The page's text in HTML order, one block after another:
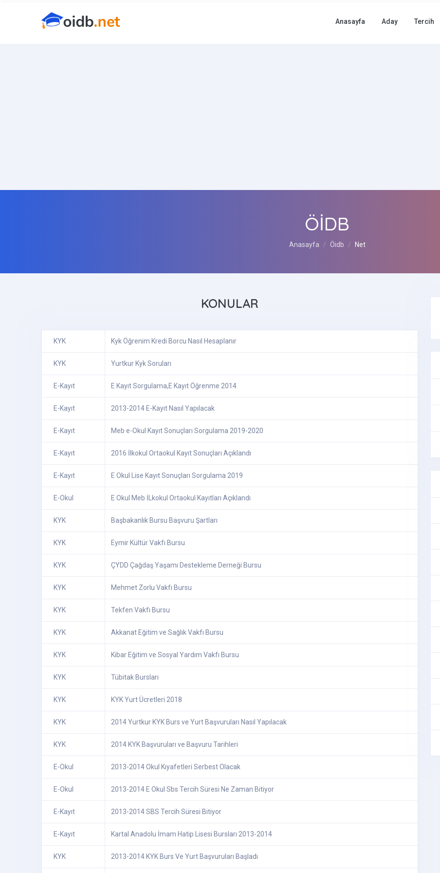
Anasayfa Aday Tercih
ÖİDB
Anasayfa Öidb Net
KONULAR
KYK Kyk Öğrenim Kredi Borcu Nasıl Hesaplanır
KYK Yurtkur Kyk Soruları
E-Kayıt E Kayıt Sorgulama,E Kayıt Öğrenme 2014
E-Kayıt 2013-2014 E-Kayıt Nasıl Yapılacak
E-Kayıt Meb e-Okul Kayıt Sonuçları Sorgulama 2019-2020
E-Kayıt 2016 İlkokul Ortaokul Kayıt Sonuçları Açıklandı
E-Kayıt E Okul Lise Kayıt Sonuçları Sorgulama 2019
E-Okul E Okul Meb İLkokul Ortaokul Kayıtları Açıklandı
KYK Başbakanlık Bursu Başvuru Şartları
KYK Eymir Kültür Vakfı Bursu
KYK ÇYDD Çağdaş Yaşamı Destekleme Derneği Bursu
KYK Mehmet Zorlu Vakfı Bursu
KYK Tekfen Vakfı Bursu
KYK Akkanat Eğitim ve Sağlık Vakfı Bursu
KYK Kibar Eğitim ve Sosyal Yardım Vakfı Bursu
KYK Tübitak Bursları
KYK KYK Yurt Ücretleri 2018
KYK 2014 Yurtkur KYK Burs ve Yurt Başvuruları Nasıl Yapılacak
KYK 2014 KYK Başvuruları ve Başvuru Tarihleri
E-Okul 2013-2014 Okul Kıyafetleri Serbest Olacak
E-Okul 2013-2014 E Okul Sbs Tercih Süresi Ne Zaman Bitiyor
E-Kayıt 2013-2014 SBS Tercih Süresi Bitiyor
E-Kayıt Kartal Anadolu İmam Hatip Lisesi Bursları 2013-2014
KYK 2013-2014 KYK Burs Ve Yurt Başvuruları Başladı